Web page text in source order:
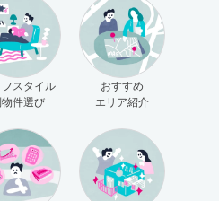
フスタイル
物件選び
おすすめ
エリア紹介